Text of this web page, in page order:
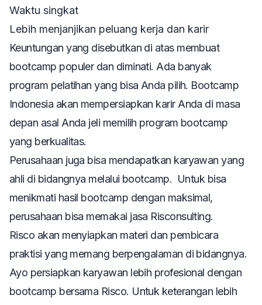
Waktu singkat
Lebih menjanjikan peluang kerja dan karir
Keuntungan yang disebutkan di atas membuat
bootcamp populer dan diminati. Ada banyak
program pelatihan yang bisa Anda pilih. Bootcamp
Indonesia akan mempersiapkan karir Anda di masa
depan asal Anda jeli memilih program bootcamp
yang berkualitas.
Perusahaan juga bisa mendapatkan karyawan yang
ahli di bidangnya melalui bootcamp. Untuk bisa
menikmati hasil bootcamp dengan maksimal,
perusahaan bisa memakai jasa Risconsulting.
Risco akan menyiapkan materi dan pembicara
praktisi yang memang berpengalaman di bidangnya.
Ayo persiapkan karyawan lebih profesional dengan
bootcamp bersama Risco. Untuk keterangan lebih